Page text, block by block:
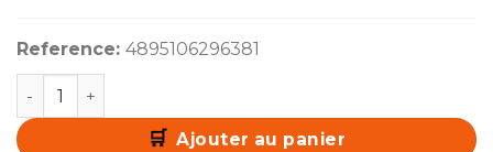
Reference: 4895106296381
quantité de Sapphire PULSE AMD Radeon RX 9060 XT
Ajouter au panier